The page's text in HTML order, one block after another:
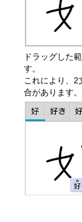
ドラッグした
す。
これにより、2
合があります。